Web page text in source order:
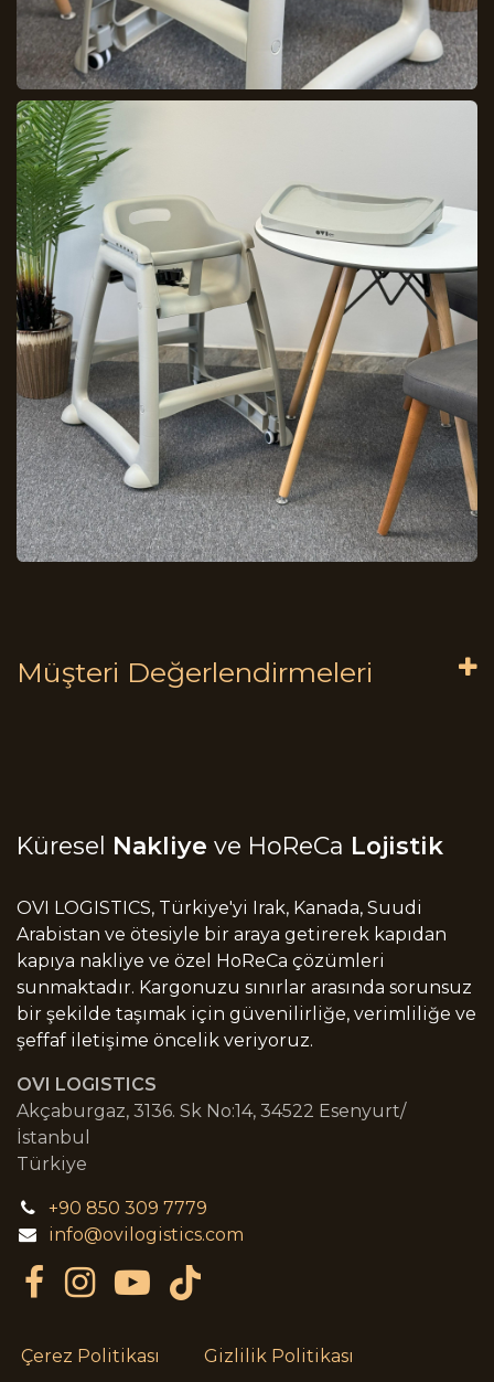
Müşteri Değerlendirmeleri
Küresel Nakliye ve HoReCa Lojistik
OVI LOGISTICS, Türkiye'yi Irak, Kanada, Suudi
Arabistan ve ötesiyle bir araya getirerek kapıdan
kapıya nakliye ve özel HoReCa çözümleri
sunmaktadır. Kargonuzu sınırlar arasında sorunsuz
bir şekilde taşımak için güvenilirliğe, verimliliğe ve
şeffaf iletişime öncelik veriyoruz.
OVI LOGISTICS
Akçaburgaz, 3136. Sk No:14, 34522 Esenyurt/
İstanbul
Türkiye
+90 850 309 7779
info@ovilogistics.com
Çerez Politikası Gizlilik Politikası